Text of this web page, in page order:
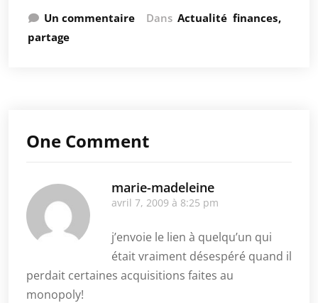
Un commentaire Dans Actualité finances
partage
One Comment
marie-madeleine
avril 7, 2009 à 8:25 pm
j’envoie le lien à quelqu’un qui
était vraiment désespéré quand il
perdait certaines acquisitions faites au
monopoly!